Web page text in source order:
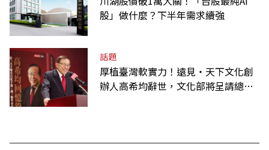
股」做什麼？下半年需求續強
話題
厚植臺灣軟實力！遠見‧天下文化創
辦人高希均辭世，文化部將呈請總統